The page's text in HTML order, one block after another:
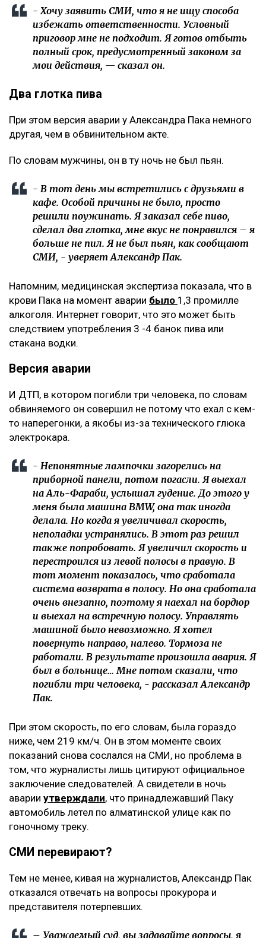
- Хочу заявить СМИ, что я не ищу способа
избежать ответственности. Условный
приговор мне не подходит. Я готов отбыть
полный срок, предусмотренный законом за
мои действия, — сказал он.
Два глотка пива
При этом версия аварии у Александра Пака немного
другая, чем в обвинительном акте.
По словам мужчины, он в ту ночь не был пьян.
- В тот день мы встретились с друзьями в
кафе. Особой причины не было, просто
решили поужинать. Я заказал себе пиво,
сделал два глотка, мне вкус не понравился – я
больше не пил. Я не был пьян, как сообщают
СМИ, - уверяет Александр Пак.
Напомним, медицинская экспертиза показала, что в
крови Пака на момент аварии было 1,3 промилле
алкоголя. Интернет говорит, что это может быть
следствием употребления 3 -4 банок пива или
стакана водки.
Версия аварии
И ДТП, в котором погибли три человека, по словам
обвиняемого он совершил не потому что ехал с кем-
то наперегонки, а якобы из-за технического глюка
электрокара.
- Непонятные лампочки загорелись на
приборной панели, потом погасли. Я выехал
на Аль-Фараби, услышал гудение. До этого у
меня была машина BMW, она так иногда
делала. Но когда я увеличивал скорость,
неполадки устранялись. В этот раз решил
также попробовать. Я увеличил скорость и
перестроился из левой полосы в правую. В
тот момент показалось, что сработала
система возврата в полосу. Но она сработала
очень внезапно, поэтому я наехал на бордюр
и выехал на встречную полосу. Управлять
машиной было невозможно. Я хотел
повернуть направо, налево. Тормоза не
работали. В результате произошла авария. Я
был в больнице… Мне потом сказали, что
погибли три человека, - рассказал Александр
Пак.
При этом скорость, по его словам, была гораздо
ниже, чем 219 км/ч. Он в этом моменте своих
показаний снова сослался на СМИ, но проблема в
том, что журналисты лишь цитируют официальное
заключение следователей. А свидетели в ночь
аварии утверждали, что принадлежавший Паку
автомобиль летел по алматинской улице как по
гоночному треку.
СМИ перевирают?
Тем не менее, кивая на журналистов, Александр Пак
отказался отвечать на вопросы прокурора и
представителя потерпевших.
– Уважаемый суд, вы задавайте вопросы, я